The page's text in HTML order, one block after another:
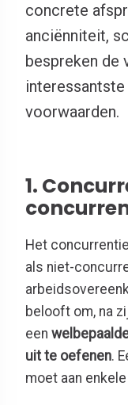
concrete
anciënniteit,
bespreken de
voorwaarden.
1.
Het
als niet-
belooft om, na
een
uit te oefenen.
moet aan